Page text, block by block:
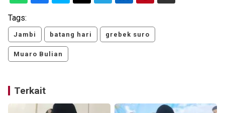
Tags:
Jambi batang hari grebek suro
Muaro Bulian
Terkait